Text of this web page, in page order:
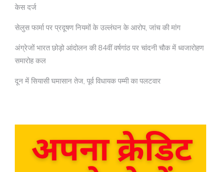
केस दर्ज
सेलुस फार्मा पर प्रदूषण नियमों के उल्लंघन के आरोप, जांच की मांग
अंग्रेजों भारत छोड़ो आंदोलन की 84वीं वर्षगांठ पर चांदनी चौक में ध्वजारोहण
समारोह कल
दून में सियासी घमासान तेज, पूर्व विधायक पम्मी का पलटवार